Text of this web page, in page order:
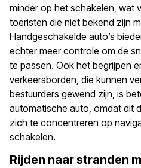
minder op het schakelen, wat
toeristen die niet bekend zijn
Handgeschakelde auto’s
echter meer controle om de
te passen. Ook het begrijpen
verkeersborden, die kunnen
bestuurders gewend zijn, is
automatische auto, omdat dit
zich te concentreren op
schakelen.
Rijden naar stranden